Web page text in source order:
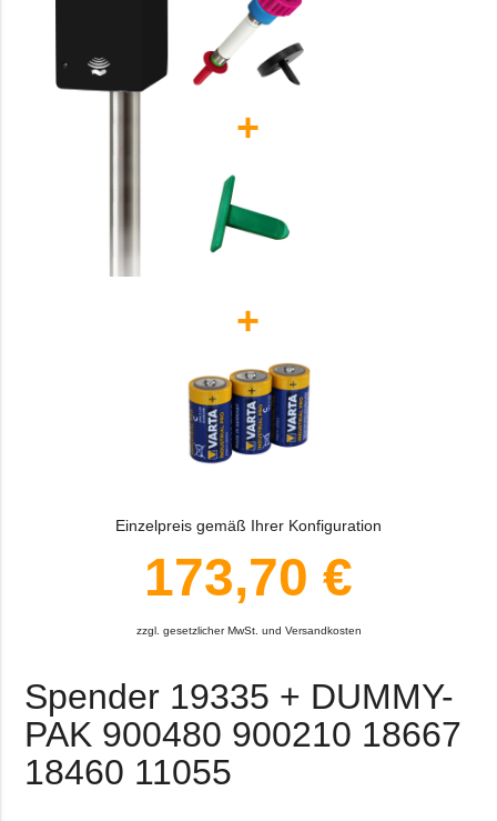
+
+
Einzelpreis gemäß Ihrer Konfiguration
173,70 €
zzgl. gesetzlicher MwSt. und Versandkosten
Spender 19335 + DUMMY-
PAK 900480 900210 18667
18460 11055